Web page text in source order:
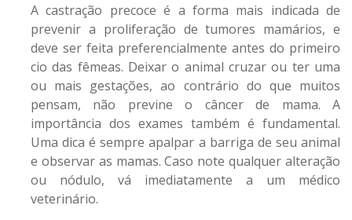
A castração precoce é a forma mais indicada de
prevenir a proliferação de tumores mamários, e
deve ser feita preferencialmente antes do primeiro
cio das fêmeas. Deixar o animal cruzar ou ter uma
ou mais gestações, ao contrário do que muitos
pensam, não previne o câncer de mama. A
importância dos exames também é fundamental.
Uma dica é sempre apalpar a barriga de seu animal
e observar as mamas. Caso note qualquer alteração
ou nódulo, vá imediatamente a um médico
veterinário.